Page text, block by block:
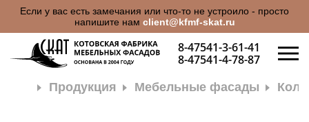
Если у вас есть замечания или что-то не устроило - просто
напишите нам client@kfmf-skat.ru
8-47541-3-61-41
8-47541-4-78-87
Продукция Мебельные фасады